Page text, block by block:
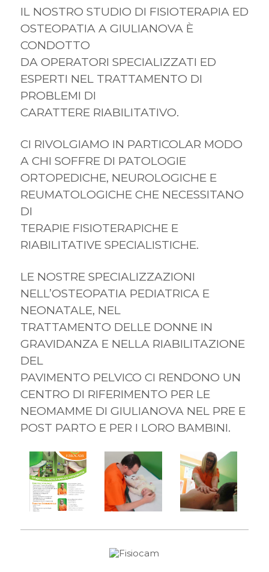
IL NOSTRO STUDIO DI FISIOTERAPIA ED
OSTEOPATIA A GIULIANOVA È
CONDOTTO
DA OPERATORI SPECIALIZZATI ED
ESPERTI NEL TRATTAMENTO DI
PROBLEMI DI
CARATTERE RIABILITATIVO.
CI RIVOLGIAMO IN PARTICOLAR MODO
A CHI SOFFRE DI PATOLOGIE
ORTOPEDICHE, NEUROLOGICHE E
REUMATOLOGICHE CHE NECESSITANO
DI
TERAPIE FISIOTERAPICHE E
RIABILITATIVE SPECIALISTICHE.
LE NOSTRE SPECIALIZZAZIONI
NELL’OSTEOPATIA PEDIATRICA E
NEONATALE, NEL
TRATTAMENTO DELLE DONNE IN
GRAVIDANZA E NELLA RIABILITAZIONE
DEL
PAVIMENTO PELVICO CI RENDONO UN
CENTRO DI RIFERIMENTO PER LE
NEOMAMME DI GIULIANOVA NEL PRE E
POST PARTO E PER I LORO BAMBINI.